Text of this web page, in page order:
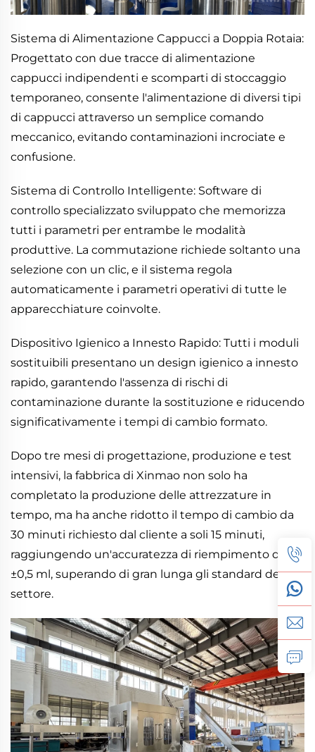
Sistema di Alimentazione Cappucci a Doppia Rotaia:
Progettato con due tracce di alimentazione
cappucci indipendenti e scomparti di stoccaggio
temporaneo, consente l'alimentazione di diversi tipi
di cappucci attraverso un semplice comando
meccanico, evitando contaminazioni incrociate e
confusione.
Sistema di Controllo Intelligente: Software di
controllo specializzato sviluppato che memorizza
tutti i parametri per entrambe le modalità
produttive. La commutazione richiede soltanto una
selezione con un clic, e il sistema regola
automaticamente i parametri operativi di tutte le
apparecchiature coinvolte.
Dispositivo Igienico a Innesto Rapido: Tutti i moduli
sostituibili presentano un design igienico a innesto
rapido, garantendo l'assenza di rischi di
contaminazione durante la sostituzione e riducendo
significativamente i tempi di cambio formato.
Dopo tre mesi di progettazione, produzione e test
intensivi, la fabbrica di Xinmao non solo ha
completato la produzione delle attrezzature in
tempo, ma ha anche ridotto il tempo di cambio da
30 minuti richiesto dal cliente a soli 15 minuti,
raggiungendo un'accuratezza di riempimento di
±0,5 ml, superando di gran lunga gli standard del
settore.